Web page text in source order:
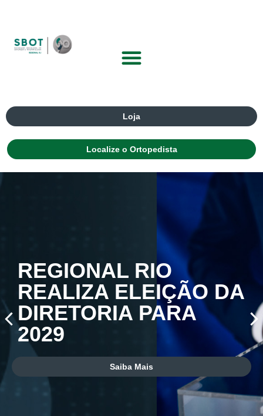
Loja
Localize o Ortopedista
XI CONGRESSO
INTERNACIONAL DE
ARTROPLASTIA
REÚNE
ESPECIALISTAS E
CELEBRA OS 90
ANOS DA SBOT-RJ
REGIONAL RIO
REALIZA ELEIÇÃO DA
DIRETORIA PARA
2029
Saiba Mais
ACESSE A PÁGINA
DO SIMPÓSIO ‘A
MULHER NO
ESPORTE’
Saiba Mais